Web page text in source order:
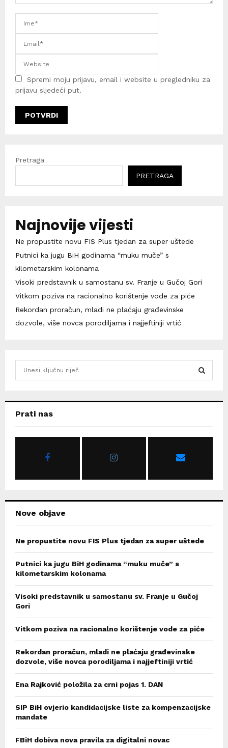
Spremi moju prijavu, email i website u pregledniku za
prijavu sljedeći put.
Pretraga
PRETRAGA
Najnovije vijesti
Ne propustite novu FIS Plus tjedan za super uštede
Putnici ka jugu BiH godinama “muku muče” s
kilometarskim kolonama
Visoki predstavnik u samostanu sv. Franje u Gučoj Gori
Vitkom poziva na racionalno korištenje vode za piće
Rekordan proračun, mladi ne plaćaju građevinske
dozvole, više novca porodiljama i najjeftiniji vrtić
hPrati nas
Nove objave
Ne propustite novu FIS Plus tjedan za super uštede
Putnici ka jugu BiH godinama “muku muče” s
kilometarskim kolonama
Visoki predstavnik u samostanu sv. Franje u Gučoj
Gori
Vitkom poziva na racionalno korištenje vode za piće
Rekordan proračun, mladi ne plaćaju građevinske
dozvole, više novca porodiljama i najjeftiniji vrtić
Ena Rajković položila za crni pojas 1. DAN
SIP BiH ovjerio kandidacijske liste za kompenzacijske
mandate
FBiH dobiva nova pravila za digitalni novac